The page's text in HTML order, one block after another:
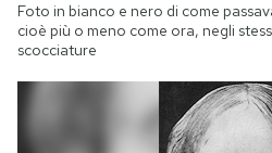
Foto in bianco e nero di come
cioè più o meno come ora, negli
scocciature